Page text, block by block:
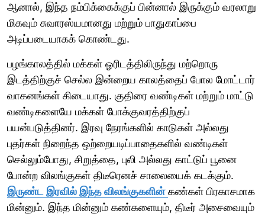
ஆனால், இந்த நம்பிக்கைக்குப் பின்னால் இருக்கும் வரலாறு
மிகவும் சுவாரஸ்யமானது மற்றும் பாதுகாப்பை
அடிப்படையாகக் கொண்டது.
பழங்காலத்தில் மக்கள் ஓரிடத்திலிருந்து மற்றொரு
இடத்திற்குச் செல்ல இன்றைய காலத்தைப் போல மோட்டார்
வாகனங்கள் கிடையாது. குதிரை வண்டிகள் மற்றும் மாட்டு
வண்டிகளையே மக்கள் போக்குவரத்திற்குப்
பயன்படுத்தினர். இரவு நேரங்களில் காடுகள் அல்லது
புதர்கள் நிறைந்த ஒற்றையடிப்பாதைகளில் வண்டிகள்
செல்லும்போது, சிறுத்தை, புலி அல்லது காட்டுப் பூனை
போன்ற விலங்குகள் திடீரெனச் சாலையைக் கடக்கும்.
இருண்ட இரவில் இந்த விலங்குகளின் கண்கள் பிரகாசமாக
மின்னும். இந்த மின்னும் கண்களையும், திடீர் அசைவையும்